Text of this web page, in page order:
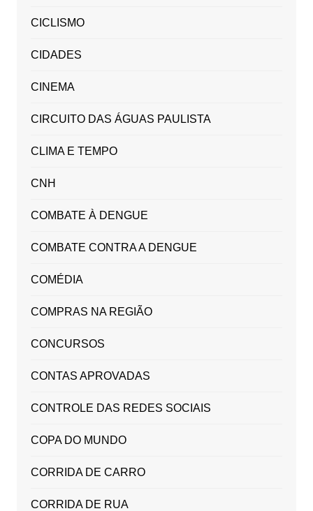
CICLISMO
CIDADES
CINEMA
CIRCUITO DAS ÁGUAS PAULISTA
CLIMA E TEMPO
CNH
COMBATE À DENGUE
COMBATE CONTRA A DENGUE
COMÉDIA
COMPRAS NA REGIÃO
CONCURSOS
CONTAS APROVADAS
CONTROLE DAS REDES SOCIAIS
COPA DO MUNDO
CORRIDA DE CARRO
CORRIDA DE RUA